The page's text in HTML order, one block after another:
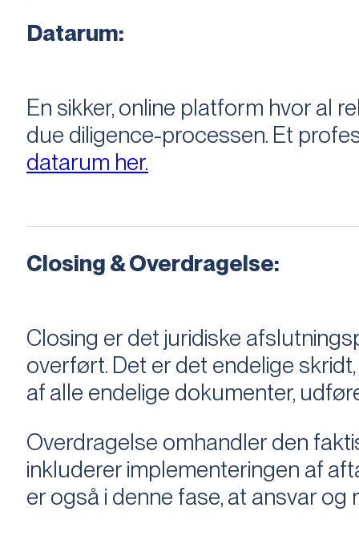
Datarum:
En sikker, online platform hvor al
due diligence-processen. Et
datarum her.
Closing & Overdragelse:
Closing er det juridiske
overført. Det er det endelige
af alle endelige dokumenter,
Overdragelse omhandler den
inkluderer implementeringen af
er også i denne fase, at ansvar